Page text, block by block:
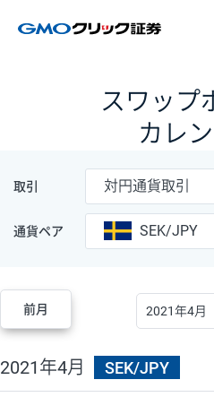
スワップ
カレ
取引 対円通貨取引
通貨ペア SEK/JPY
前月
2021年4月 SEK/JPY